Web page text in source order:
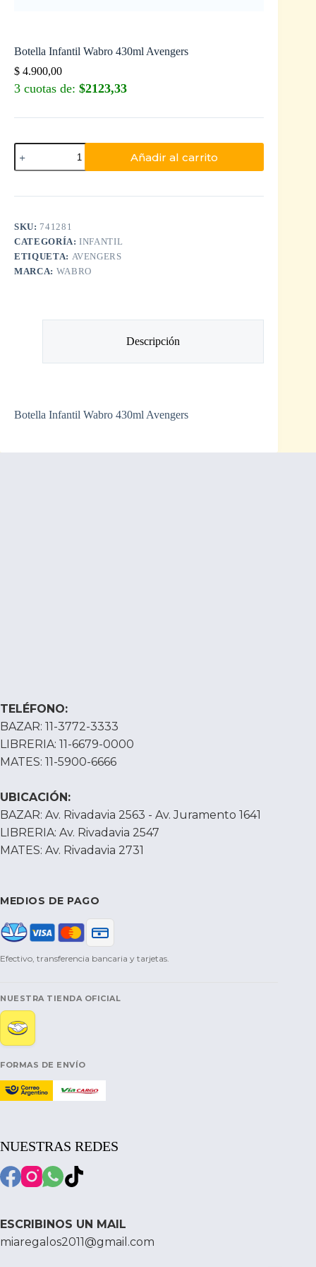
Botella Infantil Wabro 430ml Avengers
$ 4.900,00
3 cuotas de: $2123,33
Añadir al carrito
SKU: 741281
CATEGORÍA:INFANTIL
ETIQUETA: AVENGERS
MARCA: WABRO
Descripción
Botella Infantil Wabro 430ml Avengers
TELÉFONO:
BAZAR: 11-3772-3333
LIBRERIA: 11-6679-0000
MATES: 11-5900-6666
UBICACIÓN:
BAZAR: Av. Rivadavia 2563 - Av. Juramento 1641
LIBRERIA: Av. Rivadavia 2547
MATES: Av. Rivadavia 2731
MEDIOS DE PAGO
Efectivo, transferencia bancaria y tarjetas.
NUESTRA TIENDA OFICIAL
FORMAS DE ENVÍO
NUESTRAS REDES
ESCRIBINOS UN MAIL
miaregalos2011@gmail.com